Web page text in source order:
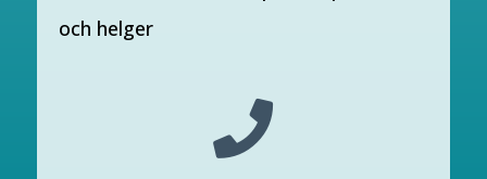
och helger
